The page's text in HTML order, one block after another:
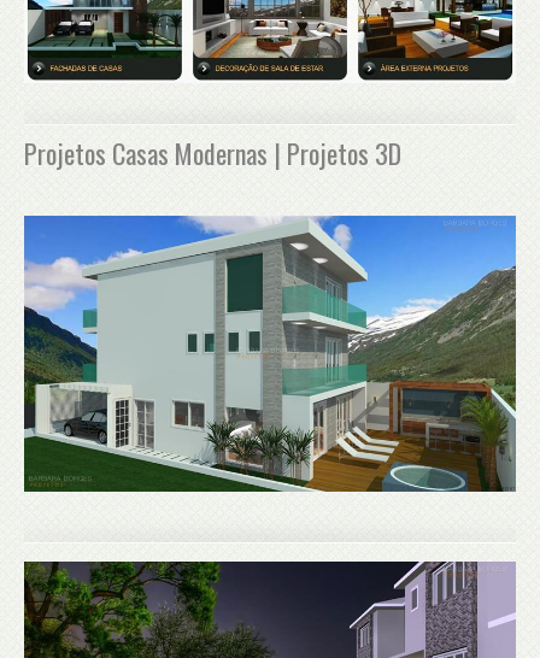
Projetos Casas Modernas | Projetos 3D